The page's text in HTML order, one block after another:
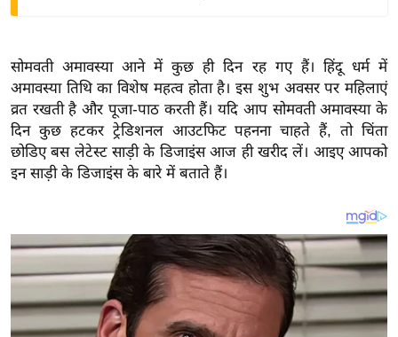
त
वि
शे
ष
ज्ञ
रा
ज
ट
खे
ल
सोमवती अमावस्या आने में कुछ ही दिन रह गए हैं। हिंदू धर्म में
अमावस्या तिथि का विशेष महत्व होता है। इस शुभ अवसर पर महिलाएं
व्रत रखती है और पूजा-पाठ करती हैं। यदि आप सोमवती अमावस्या के
दिन कुछ हटकर ट्रेडिशनल आउटफिट पहनना चाहते हैं, तो चिंता
छोडिए बस लेटेस्ट साड़ी के डिजाइंस आज ही खरीद लें। आइए आपको
इन साड़ी के डिजाइंस के बारे में बताते हैं।